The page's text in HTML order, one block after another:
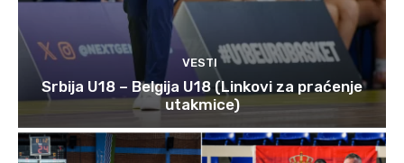
VESTI
Srbija U18 – Belgija U18 (Linkovi za praćenje
utakmice)